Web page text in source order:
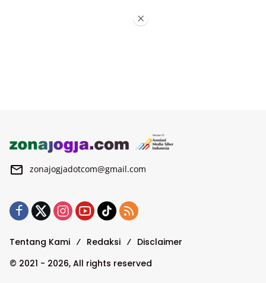
zonajogjadotcom@gmail.com
Tentang Kami Redaksi
Disclaimer
© 2021 - 2026, All rights reserved
×